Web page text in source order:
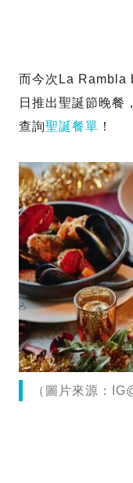
而今次La Rambla
日推出聖誕節晚餐
查詢聖誕餐單 ！
（圖片來源：